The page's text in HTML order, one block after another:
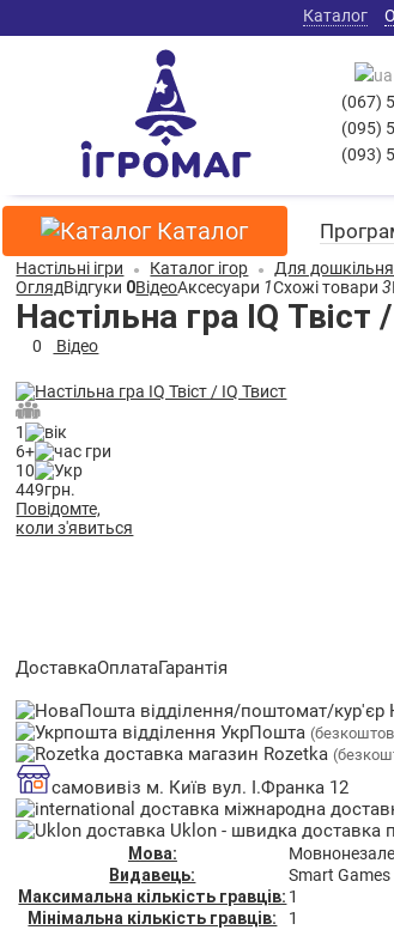
Каталог
(067)
(095)
(093)
Каталог
Настільні ігри Каталог ігор Для
ОглядВідгуки 0ВідеоАксесуари 1Схожі товари3
Настільна гра IQ Твіст
0 Відео
1
6+
10
449грн.
Повідомте,
коли з'явиться
ДоставкаОплатаГарантія
відділення/поштомат/
відділення УкрПошта
магазин Rozetka
самовивіз м. Київ вул. І.Франка 12
міжнародна
Uklon - швидка доставка
Мова:
Видавець:
Smart Games
Максимальна кількість гравців: 1
Мінімальна кількість гравців:
1